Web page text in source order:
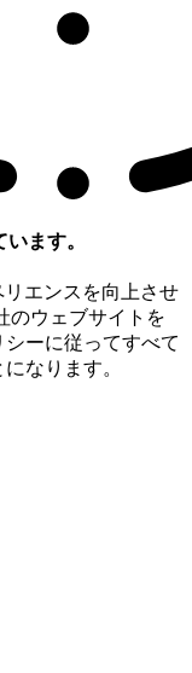
ます。
リエンスを向上させ
のウェブサイトを
ーに従ってすべて
なります。